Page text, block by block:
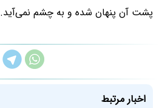
پشت آن پنهان شده و به چشم نمی‌آید.
اخبار مرتبط